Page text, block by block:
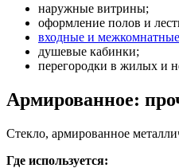
наружные витрины;
оформление полов и
входные и
душевые кабинки;
перегородки в жилых и
Армированное:
Стекло, армированное
Где используется: